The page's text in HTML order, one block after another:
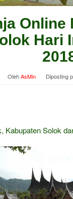
Online
Hari
OlehAsMin Diposting
Kabupaten Solok